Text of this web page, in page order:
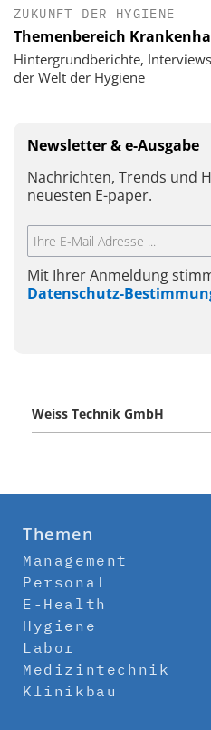
ZUKUNFT DER HYGIENE
Themenbereich
Hintergrundberichte,
der Welt der Hygiene
Newsletter & e-Ausgabe
Nachrichten, Trends und
neuesten E-paper.
Mit Ihrer Anmeldung
Datenschutz-
Weiss Technik GmbH
Themen
Management
Personal
E-Health
Hygiene
Labor
Medizintechnik
Klinikbau